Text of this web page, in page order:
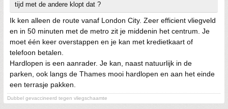
tijd met de andere klopt dat ?
Ik ken alleen de route vanaf London City. Zeer efficient vliegveld
en in 50 minuten met de metro zit je middenin het centrum. Je
moet één keer overstappen en je kan met kredietkaart of
telefoon betalen.
Hardlopen is een aanrader. Je kan, naast natuurlijk in de
parken, ook langs de Thames mooi hardlopen en aan het einde
een terrasje pakken.
Dubbel gevaccineerd tegen vliegschaamte